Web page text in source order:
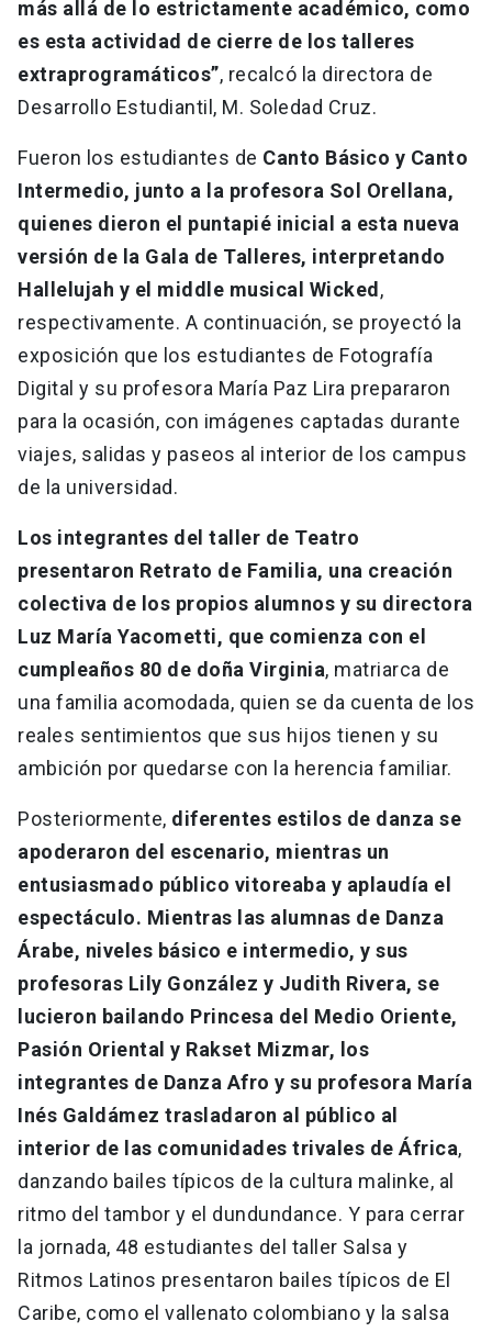
más allá de lo estrictamente académico, como
es esta actividad de cierre de los talleres
extraprogramáticos”, recalcó la directora de
Desarrollo Estudiantil, M. Soledad Cruz.
Fueron los estudiantes de Canto Básico y Canto
Intermedio, junto a la profesora Sol Orellana,
quienes dieron el puntapié inicial a esta nueva
versión de la Gala de Talleres, interpretando
Hallelujah y el middle musical Wicked ,
respectivamente. A continuación, se proyectó la
exposición que los estudiantes de Fotografía
Digital y su profesora María Paz Lira prepararon
para la ocasión, con imágenes captadas durante
viajes, salidas y paseos al interior de los campus
de la universidad.
Los integrantes del taller de Teatro
presentaron Retrato de Familia, una creación
colectiva de los propios alumnos y su directora
Luz María Yacometti, que comienza con el
cumpleaños 80 de doña Virginia, matriarca de
una familia acomodada, quien se da cuenta de los
reales sentimientos que sus hijos tienen y su
ambición por quedarse con la herencia familiar.
Posteriormente, diferentes estilos de danza se
apoderaron del escenario, mientras un
entusiasmado público vitoreaba y aplaudía el
espectáculo. Mientras las alumnas de Danza
Árabe, niveles básico e intermedio, y sus
profesoras Lily González y Judith Rivera, se
lucieron bailando Princesa del Medio Oriente,
Pasión Oriental y Rakset Mizmar, los
integrantes de Danza Afro y su profesora María
Inés Galdámez trasladaron al público al
interior de las comunidades trivales de África,
danzando bailes típicos de la cultura malinke, al
ritmo del tambor y el dundundance. Y para cerrar
la jornada, 48 estudiantes del taller Salsa y
Ritmos Latinos presentaron bailes típicos de El
Caribe, como el vallenato colombiano y la salsa